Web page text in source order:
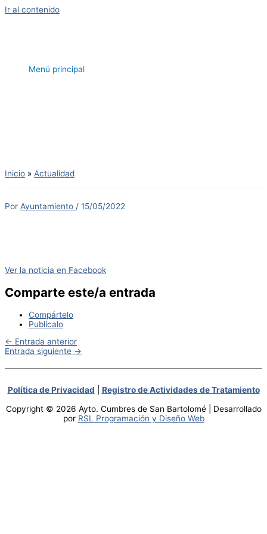
Ir al contenido
Menú principal
Inicio Actualidad
Por Ayuntamiento / 15/05/2022
Ver la noticia en Facebook
Comparte este/a entrada
Compártelo
Publícalo
← Entrada anterior
Entrada siguiente →
Política de Privacidad
Registro de Actividades de Tratamiento
Copyright © 2026 Ayto. Cumbres de San Bartolomé | Desarrollado
por RSL Programación y Diseño Web